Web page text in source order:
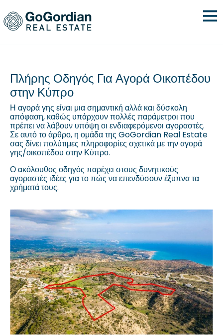
Πλήρης Οδηγός Για Αγορά Οικοπέδου
στην Κύπρο
Η αγορά γης είναι μια σημαντική αλλά και δύσκολη
απόφαση, καθώς υπάρχουν πολλές παράμετροι που
πρέπει να λάβουν υπόψη οι ενδιαφερόμενοι αγοραστές.
Σε αυτό το άρθρο, η ομάδα της GoGordian Real Estate
σας δίνει πολύτιμες πληροφορίες σχετικά με την αγορά
γης/οικοπέδου στην Κύπρο.
Ο ακόλουθος οδηγός παρέχει στους δυνητικούς
αγοραστές ιδέες για το πώς να επενδύσουν έξυπνα τα
χρήματά τους.